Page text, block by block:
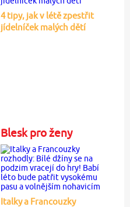
4 tipy, jak v létě zpestřit
jídelníček malých dětí
Blesk pro ženy
Italky a Francouzky